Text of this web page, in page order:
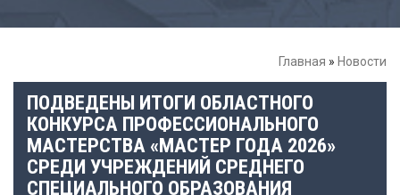
Главная » Новости
ПОДВЕДЕНЫ ИТОГИ ОБЛАСТНОГО
КОНКУРСА ПРОФЕССИОНАЛЬНОГО
МАСТЕРСТВА «МАСТЕР ГОДА 2026»
СРЕДИ УЧРЕЖДЕНИЙ СРЕДНЕГО
СПЕЦИАЛЬНОГО ОБРАЗОВАНИЯ